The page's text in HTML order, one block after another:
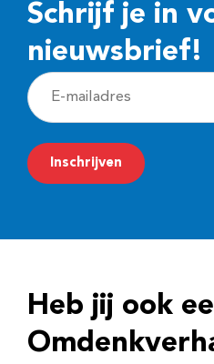
Schrijf je in
nieuwsbrief!
E
-
m
a
r
e
Inschrijven
Heb jij ook